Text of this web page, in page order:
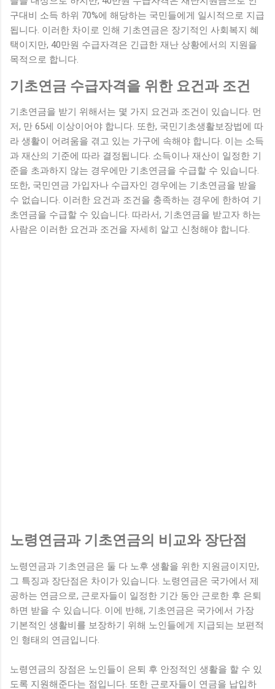
구대비 소득 하위 70%에 해당하는 국민들에게 일시적으로 지급
됩니다. 이러한 차이로 인해 기초연금은 장기적인 사회복지 혜
택이지만, 40만원 수급자격은 긴급한 재난 상황에서의 지원을
목적으로 합니다.
기초연금 수급자격을 위한 요건과 조건
기초연금을 받기 위해서는 몇 가지 요건과 조건이 있습니다. 먼
저, 만 65세 이상이어야 합니다. 또한, 국민기초생활보장법에 따
라 생활이 어려움을 겪고 있는 가구에 속해야 합니다. 이는 소득
과 재산의 기준에 따라 결정됩니다. 소득이나 재산이 일정한 기
준을 초과하지 않는 경우에만 기초연금을 수급할 수 있습니다.
또한, 국민연금 가입자나 수급자인 경우에는 기초연금을 받을
수 없습니다. 이러한 요건과 조건을 충족하는 경우에 한하여 기
초연금을 수급할 수 있습니다. 따라서, 기초연금을 받고자 하는
사람은 이러한 요건과 조건을 자세히 알고 신청해야 합니다.
노령연금과 기초연금의 비교와 장단점
노령연금과 기초연금은 둘 다 노후 생활을 위한 지원금이지만,
그 특징과 장단점은 차이가 있습니다. 노령연금은 국가에서 제
공하는 연금으로, 근로자들이 일정한 기간 동안 근로한 후 은퇴
하면 받을 수 있습니다. 이에 반해, 기초연금은 국가에서 가장
기본적인 생활비를 보장하기 위해 노인들에게 지급되는 보편적
인 형태의 연금입니다.
노령연금의 장점은 노인들이 은퇴 후 안정적인 생활을 할 수 있
도록 지원해준다는 점입니다. 또한 근로자들이 연금을 납입하